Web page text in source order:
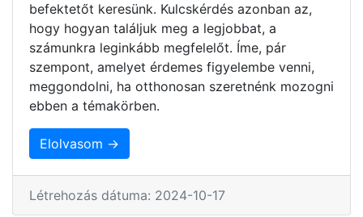
befektetőt keresünk. Kulcskérdés azonban az,
hogy hogyan találjuk meg a legjobbat, a
számunkra leginkább megfelelőt. Íme, pár
szempont, amelyet érdemes figyelembe venni,
meggondolni, ha otthonosan szeretnénk mozogni
ebben a témakörben.
Elolvasom →
Létrehozás dátuma: 2024-10-17